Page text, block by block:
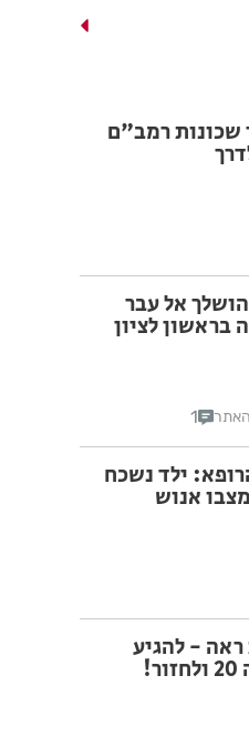
רמב"ם
אל עבר
בראשון לציון
1
ילד נשכח
אנוש
- להגיע